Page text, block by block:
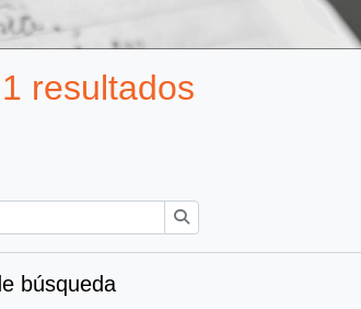
resultados
búsqueda